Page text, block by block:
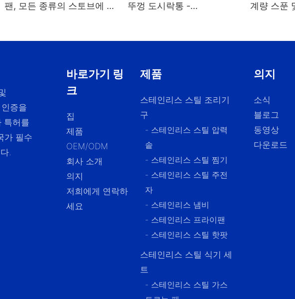
팬, 모든 종류의 스토브에 적
뚜껑 도시락통 -
계량 스푼
증을
특허를
가 필수
.
바로가기 링
크
집
제품
OEM/ODM
회사 소개
의지
저희에게 연락하
세요
제품
스테인리스 스틸 조리기
구
- 스테인리스 스틸 압력
솥
- 스테인리스 스틸 찜기
- 스테인리스 스틸 주전
자
- 스테인리스 냄비
- 스테인리스 프라이팬
- 스테인리스 스틸 핫팟
스테인리스 스틸 식기 세
트
- 스테인리스 스틸 가스
의지
소식
블로그
동영상
다운로드